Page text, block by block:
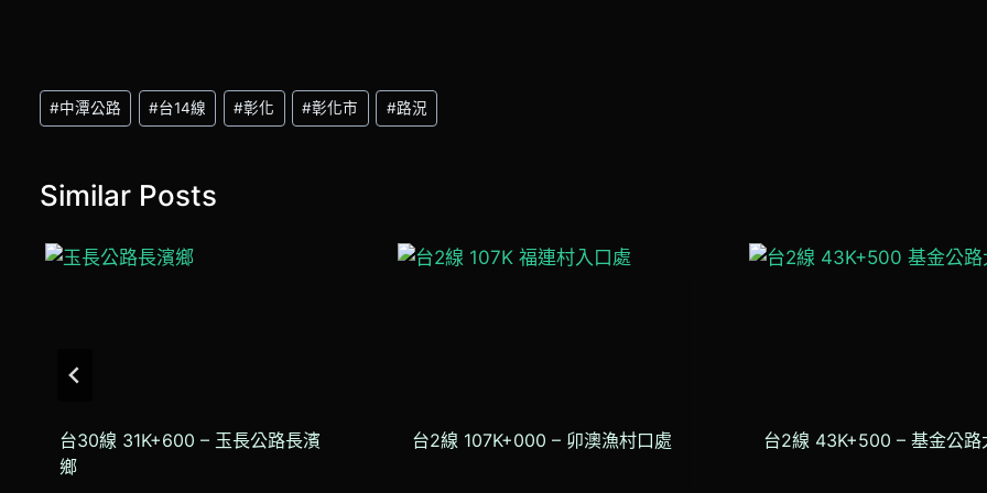
Post
Tags:
#中潭公路 #台14線 #彰化 #彰化市 #路況
Similar Posts
台30線 31K+600 – 玉長公路長濱
鄉
台2線 107K+000 – 卯澳漁村口處 台2線 43K+500 – 基金公路